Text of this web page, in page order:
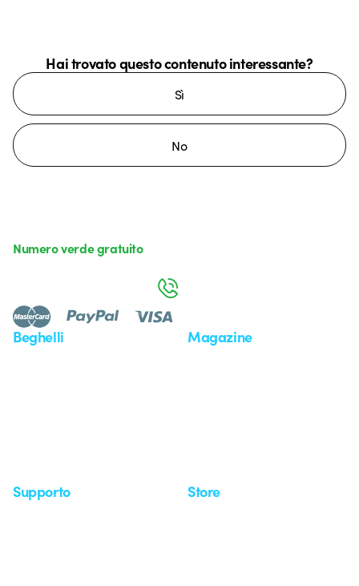
Hai trovato questo contenuto interessante?
Sì
No
Beghelli Magazine
Supporto Store
Numero verde gratuito